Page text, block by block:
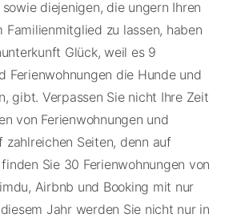
diejenigen, die ungern Ihren
Familienmitglied zu lassen, haben
Glück, weil es 9
Ferienwohnungen die Hunde und
gibt. Verpassen Sie nicht Ihre Zeit
von Ferienwohnungen und
zahlreichen Seiten, denn auf
Sie 30 Ferienwohnungen von
Airbnb und Booking mit nur
Jahr werden Sie nicht nur in